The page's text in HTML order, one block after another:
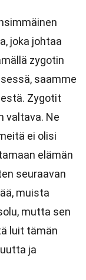
joka johtaa
zygotin
saamme
Zygotit
valtava. Ne
ei olisi
elämän
seuraavan
muista
mutta sen
luit tämän
ja